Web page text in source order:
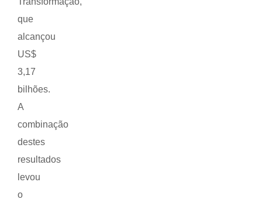
que
alcançou
US$
3,17
bilhões.
A
combinação
destes
resultados
levou
o